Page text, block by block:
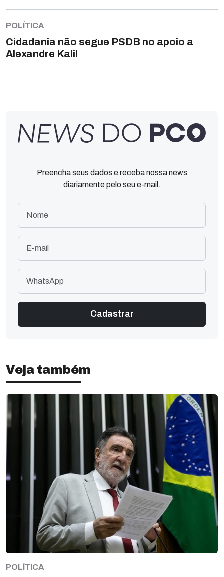
POLÍTICA
Cidadania não segue PSDB no apoio a
Alexandre Kalil
Preencha seus dados e receba nossa news
diariamente pelo seu e-mail.
Veja também
POLÍTICA